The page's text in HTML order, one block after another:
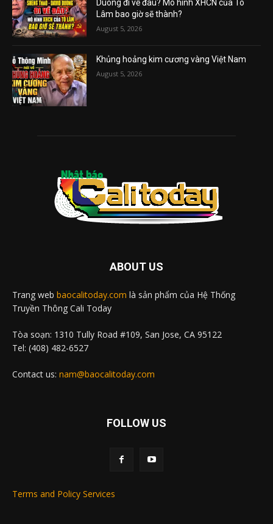
Duong đi về đâu? Mô hình XHCN của Tô
Lâm bao giờ sẽ thành?
August 5, 2026
Khủng hoảng kim cương vàng Việt Nam
August 5, 2026
ABOUT US
Trang web baocalitoday.com là sản phẩm của Hệ Thống
Truyền Thông Cali Today
Tòa soạn: 1310 Tully Road #109, San Jose, CA 95122
Tel: (408) 482-6527
Contact us: nam@baocalitoday.com
FOLLOW US
Terms and Policy Services